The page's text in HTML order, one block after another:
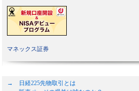
マネックス証券
→ 日経225先物取引とは